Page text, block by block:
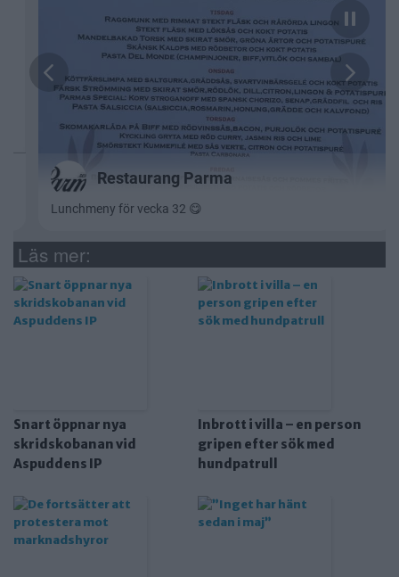
Läs mer:
Snart öppnar nya
skridskobanan vid
Aspuddens IP
Inbrott i villa – en person
gripen efter sök med
hundpatrull